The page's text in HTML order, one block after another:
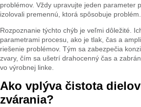
problémov. Vždy upravujte jeden parameter
izolovali premennú, ktorá spôsobuje problém.
Rozpoznanie týchto chýb je veľmi dôležité.
parametrami procesu, ako je tlak, čas a
riešenie problémov. Tým sa zabezpečia
zvary, čím sa ušetrí drahocenný čas a
vo výrobnej linke.
Ako vplýva čistota
zvárania?